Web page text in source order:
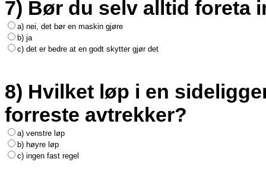
7) Bør du selv alltid foreta
a) nei, det bør en maskin gjøre
b) ja
c) det er bedre at en godt skytter gjør det
8) Hvilket løp i en
forreste avtrekker?
a) venstre løp
b) høyre løp
c) ingen fast regel